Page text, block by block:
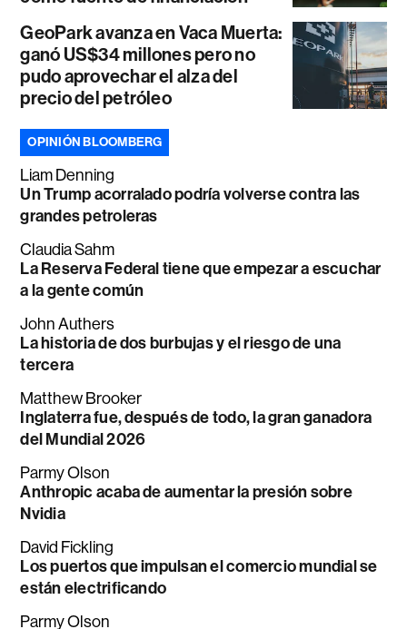
GeoPark avanza en Vaca Muerta:
ganó US$34 millones pero no
pudo aprovechar el alza del
precio del petróleo
OPINIÓN BLOOMBERG
Liam Denning
Un Trump acorralado podría volverse contra las
grandes petroleras
Claudia Sahm
La Reserva Federal tiene que empezar a escuchar
a la gente común
John Authers
La historia de dos burbujas y el riesgo de una
tercera
Matthew Brooker
Inglaterra fue, después de todo, la gran ganadora
del Mundial 2026
Parmy Olson
Anthropic acaba de aumentar la presión sobre
Nvidia
David Fickling
Los puertos que impulsan el comercio mundial se
están electrificando
Parmy Olson